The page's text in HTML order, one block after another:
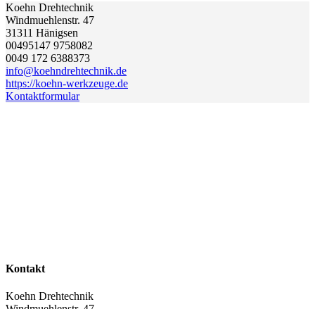
Koehn Drehtechnik
Windmuehlenstr. 47
31311 Hänigsen
00495147 9758082
0049 172 6388373
info@koehndrehtechnik.de
https://koehn-werkzeuge.de
Kontaktformular
Kontakt
Koehn Drehtechnik